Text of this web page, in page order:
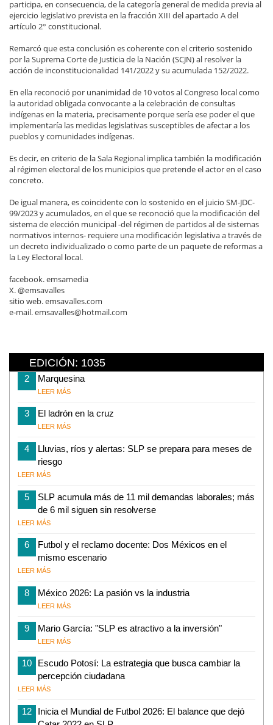
participa, en consecuencia, de la categoría general de medida previa al
ejercicio legislativo prevista en la fracción XIII del apartado A del
artículo 2° constitucional.
Remarcó que esta conclusión es coherente con el criterio sostenido
por la Suprema Corte de Justicia de la Nación (SCJN) al resolver la
acción de inconstitucionalidad 141/2022 y su acumulada 152/2022.
En ella reconoció por unanimidad de 10 votos al Congreso local como
la autoridad obligada convocante a la celebración de consultas
indígenas en la materia, precisamente porque sería ese poder el que
implementaría las medidas legislativas susceptibles de afectar a los
pueblos y comunidades indígenas.
Es decir, en criterio de la Sala Regional implica también la modificación
al régimen electoral de los municipios que pretende el actor en el caso
concreto.
De igual manera, es coincidente con lo sostenido en el juicio SM-JDC-
99/2023 y acumulados, en el que se reconoció que la modificación del
sistema de elección municipal -del régimen de partidos al de sistemas
normativos internos- requiere una modificación legislativa a través de
un decreto individualizado o como parte de un paquete de reformas a
la Ley Electoral local.
facebook. emsamedia
X. @emsavalles
sitio web. emsavalles.com
e-mail. emsavalles@hotmail.com
EDICIÓN: 1035
2 Marquesina
LEER MÁS
3 El ladrón en la cruz
LEER MÁS
4
Lluvias, ríos y alertas: SLP se prepara para meses de
riesgo
LEER MÁS
5
SLP acumula más de 11 mil demandas laborales; más
de 6 mil siguen sin resolverse
LEER MÁS
6
Futbol y el reclamo docente: Dos Méxicos en el
mismo escenario
LEER MÁS
8 México 2026: La pasión vs la industria
LEER MÁS
9 Mario García: "SLP es atractivo a la inversión"
LEER MÁS
10
Escudo Potosí: La estrategia que busca cambiar la
percepción ciudadana
LEER MÁS
12
Inicia el Mundial de Futbol 2026: El balance que dejó